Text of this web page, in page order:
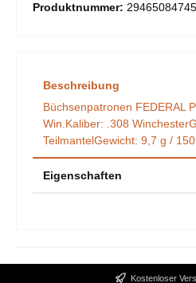
Produktnummer: 29465084745
Beschreibung
Büchsenpatronen FEDERAL
Win.Kaliber: .308
TeilmantelGewicht: 9,7 g /
Eigenschaften
Kostenloser